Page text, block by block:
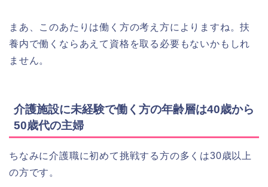
まあ、このあたりは働く方の考え方によりますね。扶
養内で働くならあえて資格を取る必要もないかもしれ
ません。
介護施設に未経験で働く方の年齢層は40歳から
50歳代の主婦
ちなみに介護職に初めて挑戦する方の多くは30歳以上
の方です。